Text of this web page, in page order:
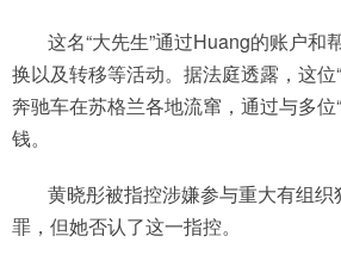
这名“大先生”通过Huang的账户和
换以及转移等活动。据法庭透露，这位
奔驰车在苏格兰各地流窜，通过与多位
钱。
黄晓彤被指控涉嫌参与重大有组
罪，但她否认了这一指控。